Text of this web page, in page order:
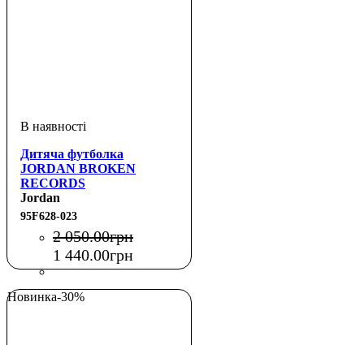
Дитяча футболка
JORDAN BROKEN
RECORDS
Jordan
95F628-023
2 050.00грн
1 440.00грн
Новинка-30%